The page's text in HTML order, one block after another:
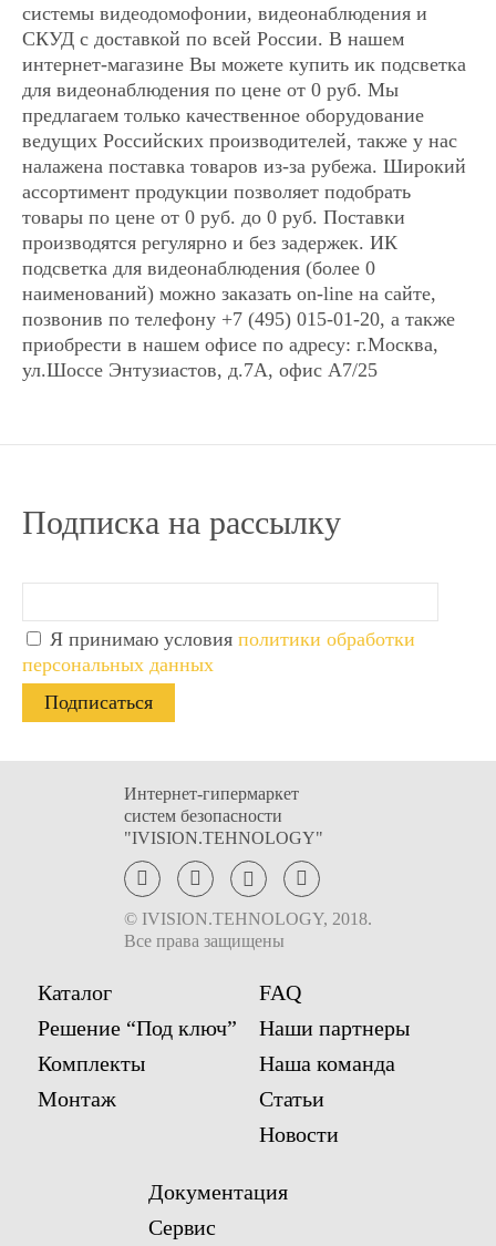
системы видеодомофонии, видеонаблюдения и
СКУД с доставкой по всей России. В нашем
интернет-магазине Вы можете купить ик подсветка
для видеонаблюдения по цене от 0 руб. Мы
предлагаем только качественное оборудование
ведущих Российских производителей, также у нас
налажена поставка товаров из-за рубежа. Широкий
ассортимент продукции позволяет подобрать
товары по цене от 0 руб. до 0 руб. Поставки
производятся регулярно и без задержек. ИК
подсветка для видеонаблюдения (более 0
наименований) можно заказать on-line на сайте,
позвонив по телефону +7 (495) 015-01-20, а также
приобрести в нашем офисе по адресу: г.Москва,
ул.Шоссе Энтузиастов, д.7А, офис А7/25
Подписка на рассылку
Я принимаю условия политики обработки
персональных данных
Интернет-гипермаркет
систем безопасности
"IVISION.TEHNOLOGY"
© IVISION.TEHNOLOGY, 2018.
Все права защищены
Каталог
Решение “Под ключ”
Комплекты
Монтаж
FAQ
Наши партнеры
Наша команда
Статьи
Новости
Документация
Сервис